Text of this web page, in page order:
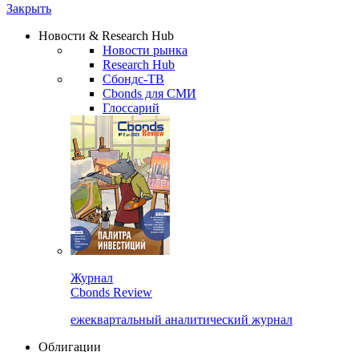
Закрыть
Новости & Research Hub
Новости рынка
Research Hub
Сбондс-ТВ
Cbonds для СМИ
Глоссарий
Журнал
Cbonds Review
ежеквартальный аналитический журнал
Облигации